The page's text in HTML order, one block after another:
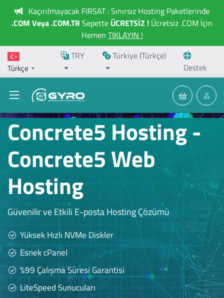
Kaçırılmayacak FIRSAT : Sınırsız Hosting Paketlerinde
.COM Veya .COM.TRSepette ÜCRETSİZ ! Ücretsiz .COM İçin
Hemen TIKLAYIN !
Türkçe ▼
TRY
Türkiye (Türkçe)
Destek
Concrete5 Hosting -
Concrete5 Web
Hosting
Güvenilir ve Etkili E-posta Hosting Çözümü
Yüksek Hızlı NVMe Diskler
Esnek cPanel
%99 Çalışma Süresi Garantisi
LiteSpeed Sunucuları